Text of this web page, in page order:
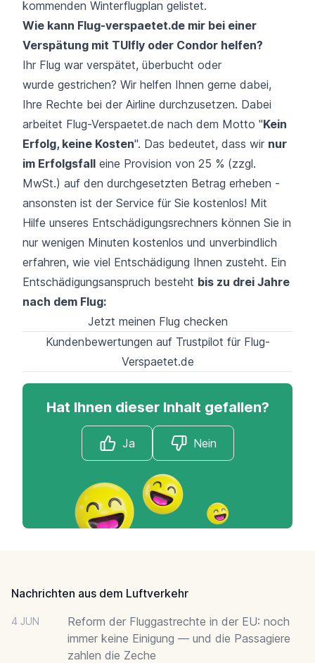
kommenden Winterflugplan gelistet.
Wie kann Flug-verspaetet.de mir bei einer
Verspätung mit TUIfly oder Condor helfen?
Ihr Flug war verspätet, überbucht oder
wurde gestrichen? Wir helfen Ihnen gerne dabei,
Ihre Rechte bei der Airline durchzusetzen. Dabei
arbeitet Flug-Verspaetet.de nach dem Motto "Kein
Erfolg, keine Kosten". Das bedeutet, dass wir nur
im Erfolgsfall eine Provision von 25 % (zzgl.
MwSt.) auf den durchgesetzten Betrag erheben -
ansonsten ist der Service für Sie kostenlos! Mit
Hilfe unseres Entschädigungsrechners können Sie in
nur wenigen Minuten kostenlos und unverbindlich
erfahren, wie viel Entschädigung Ihnen zusteht. Ein
Entschädigungsanspruch besteht bis zu drei Jahre
nach dem Flug:
Jetzt meinen Flug checken
Kundenbewertungen auf Trustpilot für Flug-
Verspaetet.de
Hat Ihnen dieser Inhalt gefallen?
Ja Nein
Nachrichten aus dem Luftverkehr
4 JUN
Reform der Fluggastrechte in der EU: noch
immer keine Einigung — und die Passagiere
zahlen die Zeche